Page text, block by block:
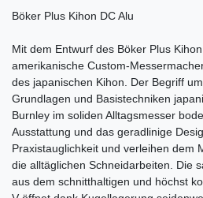
Böker Plus Kihon DC Alu
Mit dem Entwurf des Böker Plus
amerikanische Custom-
des japanischen Kihon. Der Begriff
Grundlagen und Basistechniken
Burnley im soliden Alltagsmesser
Ausstattung und das geradlinige
Praxistauglichkeit und verleihen dem
die alltäglichen Schneidarbeiten. Die
aus dem schnitthaltigen und höchst